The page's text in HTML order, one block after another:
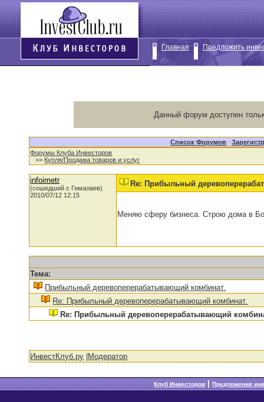
Главная Предложить
Данный форум доступен
Список Форумов |
Форумы Клуба Инвесторов
>> Купля/Продажа товаров и услуг
infoimetr
(сошедший с Гималаев)
2010/07/12 12:15
Re: Прибыльный
Меняю сферу бизнеса. Строю дома в
Тема:
Прибыльный деревоперерабатывающий комбинат.
Re: Прибыльный деревоперерабатывающий комбинат.
Re: Прибыльный деревоперерабатывающий
ИнвестКлуб.ру Модератор
Клуб Инвесторов|Предложения